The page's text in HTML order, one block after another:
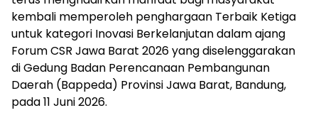
kembali memperoleh penghargaan Terbaik Ketiga
untuk kategori Inovasi Berkelanjutan dalam ajang
Forum CSR Jawa Barat 2026 yang diselenggarakan
di Gedung Badan Perencanaan Pembangunan
Daerah (Bappeda) Provinsi Jawa Barat, Bandung,
pada 11 Juni 2026.